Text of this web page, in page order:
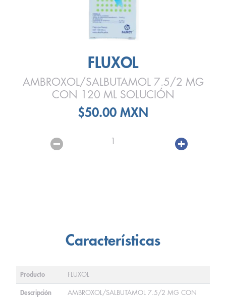
FLUXOL
AMBROXOL/SALBUTAMOL 7.5/2 MG
CON 120 ML SOLUCIÓN
$50.00 MXN
1
Características
Producto FLUXOL
Descripción
AMBROXOL/SALBUTAMOL 7.5/2 MG CON